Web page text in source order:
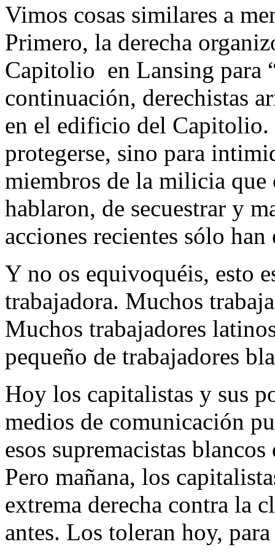
Vimos cosas similares a
Primero, la derecha
Capitolio en Lansing para
continuación, derechistas
en el edificio del Capitolio.
protegerse, sino para
miembros de la milicia que
hablaron, de secuestrar y
acciones recientes sólo
Y no os equivoquéis,
trabajadora. Muchos
Muchos trabajadores
pequeño de trabajadores
Hoy los capitalistas y sus
medios de comunicación
esos supremacistas
Pero mañana, los
extrema derecha contra la
antes. Los toleran hoy,